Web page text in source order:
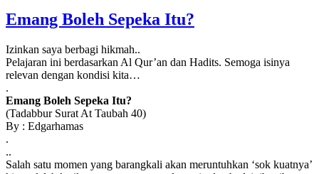
Emang Boleh Sepeka Itu?
Izinkan saya berbagi hikmah..
Pelajaran ini berdasarkan Al Qur’an dan Hadits. Semoga isinya
relevan dengan kondisi kita…
.
Emang Boleh Sepeka Itu?
(Tadabbur Surat At Taubah 40)
By : Edgarhamas
.
..
Salah satu momen yang barangkali akan meruntuhkan ‘sok kuatnya’